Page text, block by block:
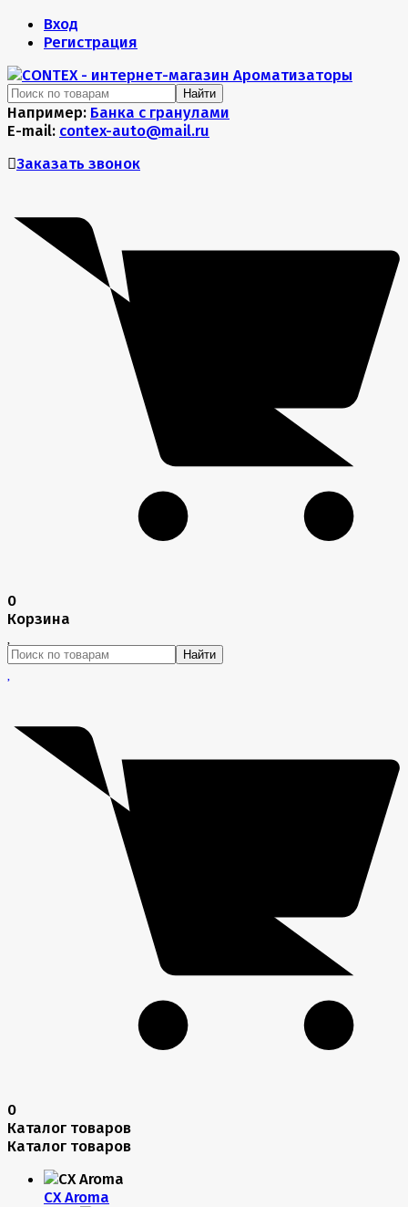
Вход
Регистрация
Найти
Например: Банка с гранулами
E-mail: contex-auto@mail.ru
Заказать звонок
0
Корзина
Найти
0
Каталог товаров
Каталог товаров
CX Aroma